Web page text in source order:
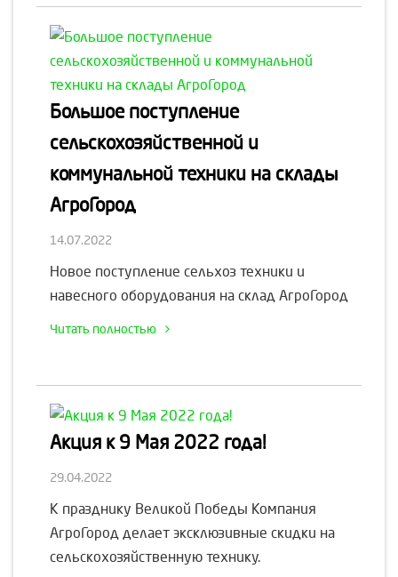
Большое поступление
сельскохозяйственной и
коммунальной техники на склады
АгроГород
14.07.2022
Новое поступление сельхоз техники и
навесного оборудования на склад АгроГород
Читать полностью
Акция к 9 Мая 2022 года!
29.04.2022
К празднику Великой Победы Компания
АгроГород делает эксклюзивные скидки на
сельскохозяйственную технику.